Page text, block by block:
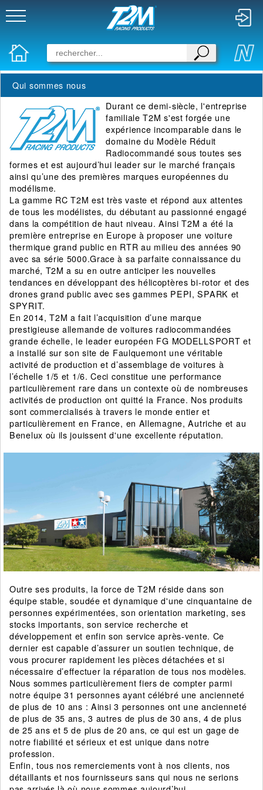
Qui sommes nous
Durant ce demi-siècle, l'entreprise
familiale T2M s'est forgée une
expérience incomparable dans le
domaine du Modèle Réduit
Radiocommandé sous toutes ses
formes et est aujourd’hui leader sur le marché français
ainsi qu’une des premières marques européennes du
modélisme.
La gamme RC T2M est très vaste et répond aux attentes
de tous les modélistes, du débutant au passionné engagé
dans la compétition de haut niveau. Ainsi T2M a été la
première entreprise en Europe à proposer une voiture
thermique grand public en RTR au milieu des années 90
avec sa série 5000.Grace à sa parfaite connaissance du
marché, T2M a su en outre anticiper les nouvelles
tendances en développant des hélicoptères bi-rotor et des
drones grand public avec ses gammes PEPI, SPARK et
SPYRIT.
En 2014, T2M a fait l’acquisition d’une marque
prestigieuse allemande de voitures radiocommandées
grande échelle, le leader européen FG MODELLSPORT et
a installé sur son site de Faulquemont une véritable
activité de production et d’assemblage de voitures à
l’échelle 1/5 et 1/6. Ceci constitue une performance
particulièrement rare dans un contexte où de nombreuses
activités de production ont quitté la France. Nos produits
sont commercialisés à travers le monde entier et
particulièrement en France, en Allemagne, Autriche et au
Benelux où ils jouissent d'une excellente réputation.
Outre ses produits, la force de T2M réside dans son
équipe stable, soudée et dynamique d'une cinquantaine de
personnes expérimentées, son orientation marketing, ses
stocks importants, son service recherche et
développement et enfin son service après-vente. Ce
dernier est capable d’assurer un soutien technique, de
vous procurer rapidement les pièces détachées et si
nécessaire d’effectuer la réparation de tous nos modèles.
Nous sommes particulièrement fiers de compter parmi
notre équipe 31 personnes ayant célébré une ancienneté
de plus de 10 ans : Ainsi 3 personnes ont une ancienneté
de plus de 35 ans, 3 autres de plus de 30 ans, 4 de plus
de 25 ans et 5 de plus de 20 ans, ce qui est un gage de
notre fiabilité et sérieux et est unique dans notre
profession.
Enfin, tous nos remerciements vont à nos clients, nos
détaillants et nos fournisseurs sans qui nous ne serions